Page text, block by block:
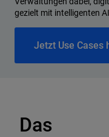
gezielt mit intelligenten
Jetzt Use Cases
Das